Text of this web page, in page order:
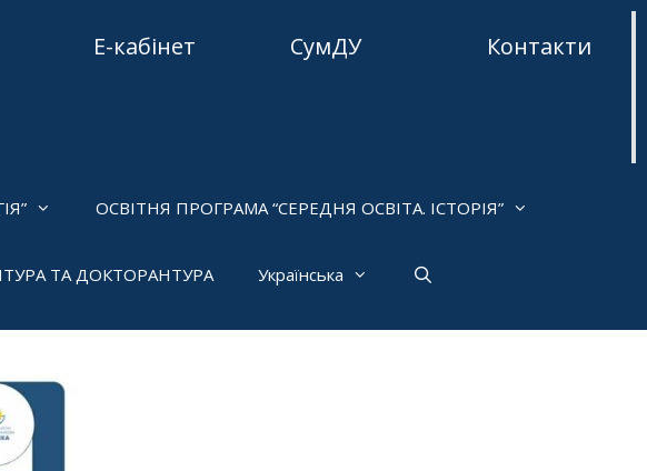
Е-кабінет СумДУ Контакти
ОСВІТНЯ ПРОГРАМА “СЕРЕДНЯ ОСВІТА. ІСТОРІЯ”
ТА ДОКТОРАНТУРА Українська